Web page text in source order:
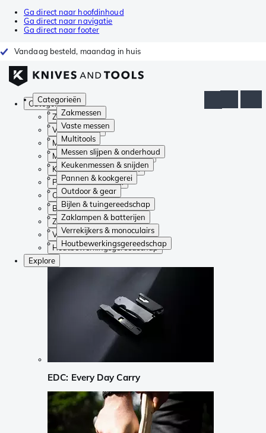
Ga direct naar hoofdinhoud
Ga direct naar navigatie
Ga direct naar footer
Vandaag besteld, maandag in huis
Categorieën
Zakmessen
Vaste messen
Multitools
Messen slijpen & onderhoud
Keukenmessen & snijden
Pannen & kookgerei
Outdoor & gear
Bijlen & tuingereedschap
Zaklampen & batterijen
Verrekijkers & monoculairs
Houtbewerkingsgereedschap
Categorieën
Zakmessen
Vaste messen
Multitools
Messen slijpen & onderhoud
Keukenmessen & snijden
Pannen & kookgerei
Outdoor & gear
Bijlen & tuingereedschap
Zaklampen & batterijen
Verrekijkers & monoculairs
Houtbewerkingsgereedschap
Explore
EDC: Every Day Carry